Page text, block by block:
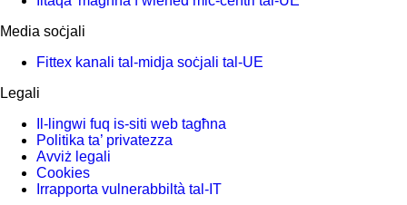
Media soċjali
Fittex kanali tal-midja soċjali tal-UE
Legali
Il-lingwi fuq is-siti web tagħna
Politika ta’ privatezza
Avviż legali
Cookies
Irrapporta vulnerabbiltà tal-IT